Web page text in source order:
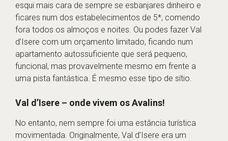
esqui mais cara de sempre se esbanjares dinheiro e
ficares num dos estabelecimentos de 5*, comendo
fora todos os almoços e noites. Ou podes fazer Val
d’Isere com um orçamento limitado, ficando num
apartamento autossuficiente que será pequeno,
funcional, mas provavelmente mesmo em frente a
uma pista fantástica. É mesmo esse tipo de sítio.
Val d’Isere – onde vivem os Avalins!
No entanto, nem sempre foi uma estância turística
movimentada. Originalmente, Val d’Isere era um